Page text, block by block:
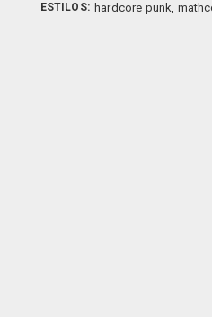
ESTILOS: hardcore punk,